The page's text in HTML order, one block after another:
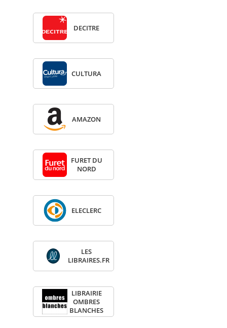
DECITRE
CULTURA
AMA­ZON
FURET DU
NORD
ELE­CLERC
LES
LIBRAIRES.FR
LIBRAI­RIE
OMBRES
BLANCHES